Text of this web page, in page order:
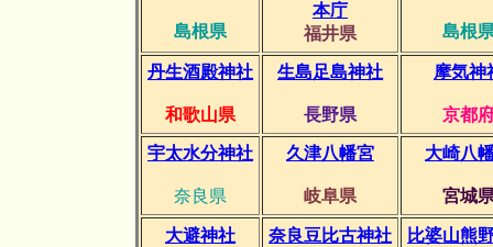
島根県
本庁
福井県
島根
丹生酒殿神社
和歌山県
生島足島神社
長野県
摩気神
京都
宇太水分神社
奈良県
久津八幡宮
岐阜県
大崎八
宮城
大避神社 奈良豆比古神社 比婆山熊